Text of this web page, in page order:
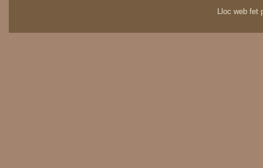
Lloc web fet